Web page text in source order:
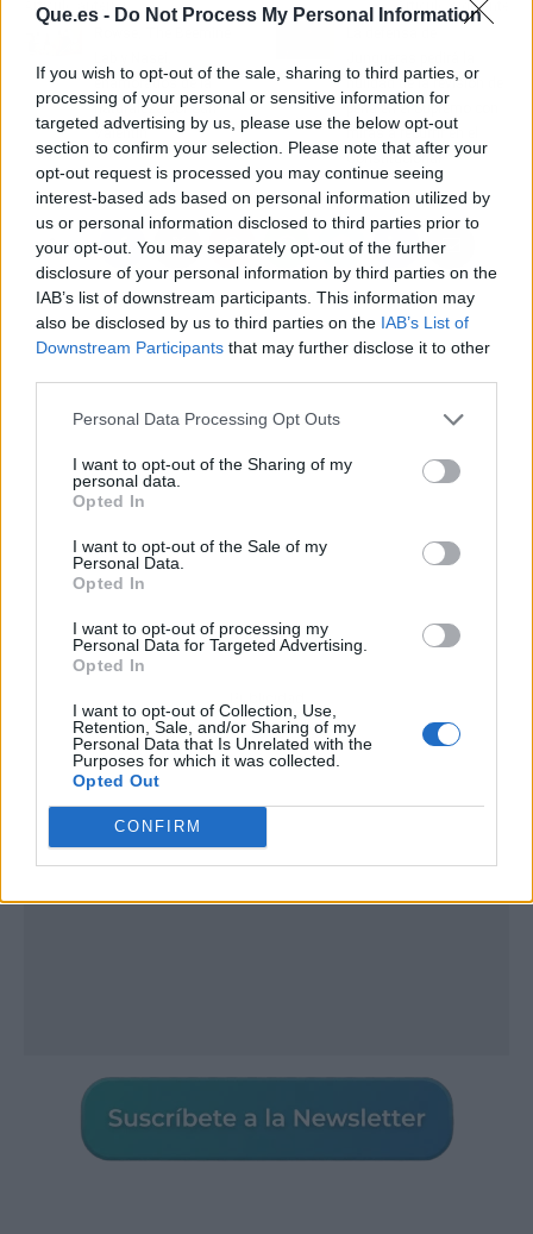
Que.es - Do Not Process My Personal Information
If you wish to opt-out of the sale, sharing to third parties, or
processing of your personal or sensitive information for
targeted advertising by us, please use the below opt-out
section to confirm your selection. Please note that after your
opt-out request is processed you may continue seeing
interest-based ads based on personal information utilized by
us or personal information disclosed to third parties prior to
your opt-out. You may separately opt-out of the further
disclosure of your personal information by third parties on the
IAB’s list of downstream participants. This information may
also be disclosed by us to third parties on the IAB’s List of
Downstream Participants that may further disclose it to other
Personal Data Processing Opt Outs
I want to opt-out of the Sharing of my
personal data.
Opted In
I want to opt-out of the Sale of my
Personal Data.
Opted In
I want to opt-out of processing my
Personal Data for Targeted Advertising.
Opted In
I want to opt-out of Collection, Use,
Retention, Sale, and/or Sharing of my
Personal Data that Is Unrelated with the
Purposes for which it was collected.
Opted Out
CONFIRM
Artículo anterior
enamorados de la
naturaleza por San
Valentín
Artículo siguiente
nulidad de la revisión de
pena en el Supremo con
miras a recurrir en el
Constitucional